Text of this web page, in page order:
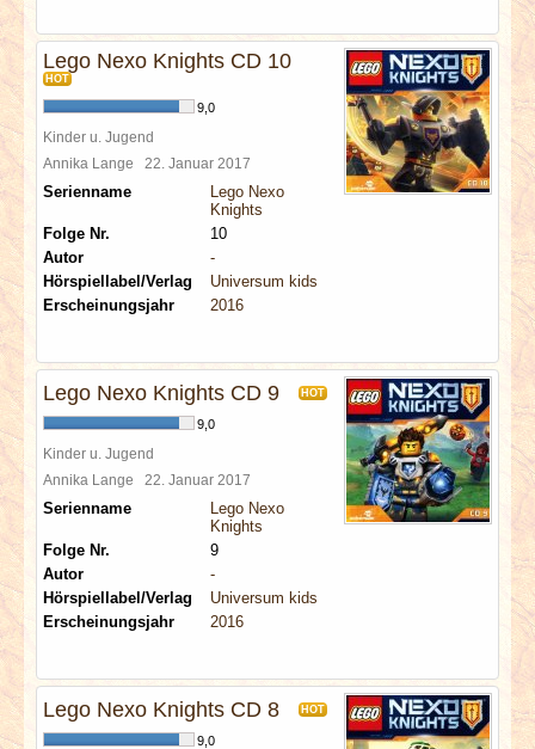
Lego Nexo Knights CD 10
HOT
9,0
Kinder u. Jugend
Annika Lange 22. Januar 2017
Serienname
Lego Nexo
Knights
Folge Nr.
10
Autor
-
Hörspiellabel/Verlag
Universum kids
Erscheinungsjahr
2016
Lego Nexo Knights CD 9 HOT
9,0
Kinder u. Jugend
Annika Lange 22. Januar 2017
Serienname
Lego Nexo
Knights
Folge Nr.
9
Autor
-
Hörspiellabel/Verlag
Universum kids
Erscheinungsjahr
2016
Lego Nexo Knights CD 8 HOT
9,0